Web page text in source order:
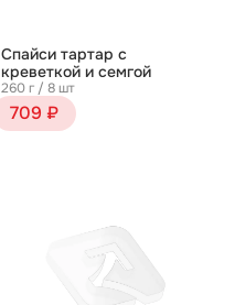
Спайси тартар с
креветкой и семгой
260 г / 8 шт
709 ₽